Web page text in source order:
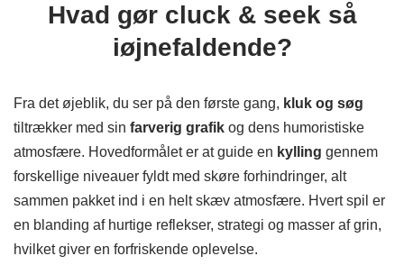
Hvad gør cluck & seek så
iøjnefaldende?
Fra det øjeblik, du ser på den første gang, kluk og søg
tiltrækker med sin farverig grafik og dens humoristiske
atmosfære. Hovedformålet er at guide en kylling gennem
forskellige niveauer fyldt med skøre forhindringer, alt
sammen pakket ind i en helt skæv atmosfære. Hvert spil er
en blanding af hurtige reflekser, strategi og masser af grin,
hvilket giver en forfriskende oplevelse.